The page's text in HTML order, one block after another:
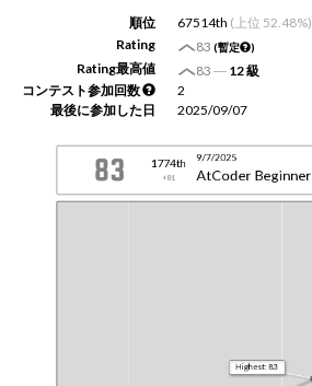
順位 67514th (上位 52.48%)
Rating
83 (暫定 )
Rating最高値 83 ― 12 級
コンテスト参加回数
2
最後に参加した日
2025/09/07